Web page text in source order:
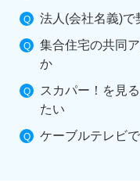
法人(会社名義)で
集合住宅の共同
か
スカパー！を見
たい
ケーブルテレビ